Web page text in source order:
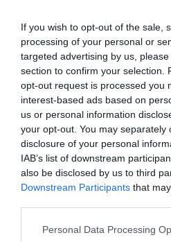
If you wish to opt-out of the sale,
processing of your personal or
targeted advertising by us,
section to confirm your selection.
opt-out request is processed you
interest-based ads based on
us or personal information
your opt-out. You may separately
disclosure of your personal
IAB’s list of downstream
also be disclosed by us to third
Downstream Participants that
Please note that this website/app
Personal Data Processing
Σοκάρουν οι
εγκλήματος
Όπως έχει γίνει
ειδοποίησε ο 16χρονος
ζευγαριού, που
τη μητέρα του
αιμόφυρτη, ενώ δίπλα